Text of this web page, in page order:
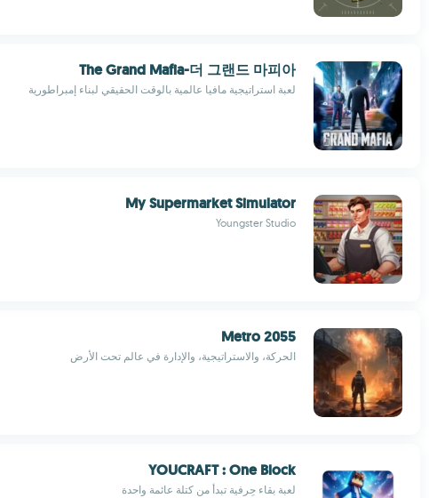
The Grand Mafia-더 그랜드 마피아
لعبة استراتيجية مافيا عالمية بالوقت الحقيقي لبناء إمبراطورية
My Supermarket Simulator
Youngster Studio
Metro 2055
الحركة، والاستراتيجية، والإدارة في عالم تحت الأرض
YOUCRAFT : One Block
لعبة بقاء حِرفية تبدأ من كتلة عائمة واحدة